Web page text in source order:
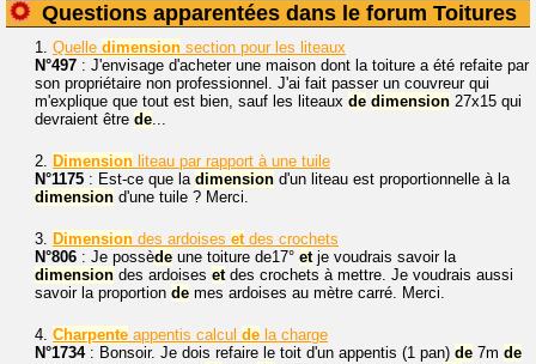
Questions apparentées dans le forum Toitures
1. Quelle dimension section pour les liteaux
N°497 : J'envisage d'acheter une maison dont la toiture a été refaite par
son propriétaire non professionnel. J'ai fait passer un couvreur qui
m'explique que tout est bien, sauf les liteaux de dimension 27x15 qui
devraient être de...
2. Dimension liteau par rapport à une tuile
N°1175 : Est-ce que la dimension d'un liteau est proportionnelle à la
dimension d'une tuile ? Merci.
3. Dimension des ardoises etdes crochets
N°806 : Je possède une toiture de17° etje voudrais savoir la
dimension des ardoises etdes crochets à mettre. Je voudrais aussi
savoir la proportion de mes ardoises au mètre carré. Merci.
4. Charpente appentis calcul de la charge
N°1734: Bonsoir. Je dois refaire le toit d'un appentis (1 pan) de 7m de